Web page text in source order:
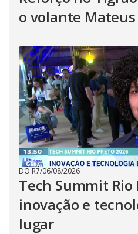
o volante
DO R7/06/08/2026
Tech Summit Rio
inovação e
lugar